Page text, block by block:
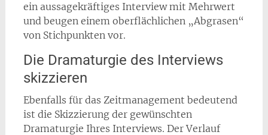
ein aussagekräftiges Interview mit Mehrwert
und beugen einem oberflächlichen „Abgrasen“
von Stichpunkten vor.
Die Dramaturgie des Interviews
skizzieren
Ebenfalls für das Zeitmanagement bedeutend
ist die Skizzierung der gewünschten
Dramaturgie Ihres Interviews. Der Verlauf